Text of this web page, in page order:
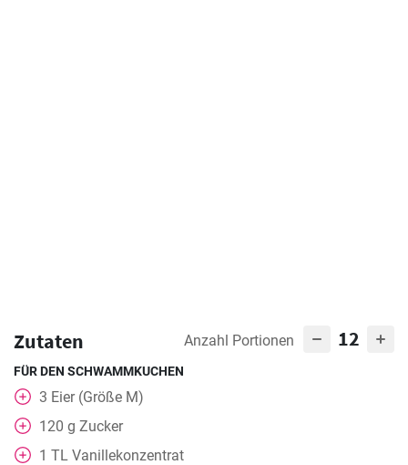
Zutaten Anzahl Portionen 12
FÜR DEN SCHWAMMKUCHEN
3 Eier (Größe M)
120 g Zucker
1 TL Vanillekonzentrat